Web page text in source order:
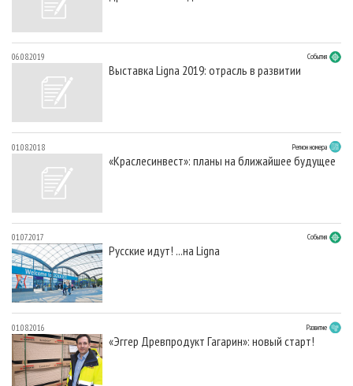
06.08.2019 События
Выставка Ligna 2019: отрасль в развитии
01.08.2018 Регион номера
«Краслесинвест»: планы на ближайшее будущее
01.07.2017 События
Русские идут! ...на Ligna
01.08.2016 Развитие
«Эггер Древпродукт Гагарин»: новый старт!